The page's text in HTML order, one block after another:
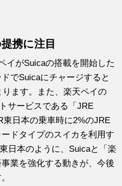
携に注目
イがSuicaの搭載を開始した
でSuicaにチャージすると
ます。また、楽天ペイの
サービスである「JRE
日本の乗車時に2%のJRE
ドタイプのスイカを利用す
日本のように、Suicaと「楽
業を強化する動きが、今後